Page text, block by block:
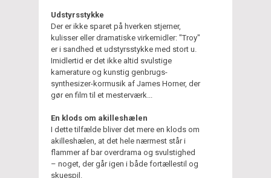
Udstyrsstykke
Der er ikke sparet på hverken stjerner,
kulisser eller dramatiske virkemidler: "Troy"
er i sandhed et udstyrsstykke med stort u.
Imidlertid er det ikke altid svulstige
kamerature og kunstig genbrugs-
synthesizer-kormusik af James Horner, der
gør en film til et mesterværk...
En klods om akilleshælen
I dette tilfælde bliver det mere en klods om
akilleshælen, at det hele nærmest står i
flammer af bar overdrama og svulstighed
– noget, der går igen i både fortællestil og
skuespil.